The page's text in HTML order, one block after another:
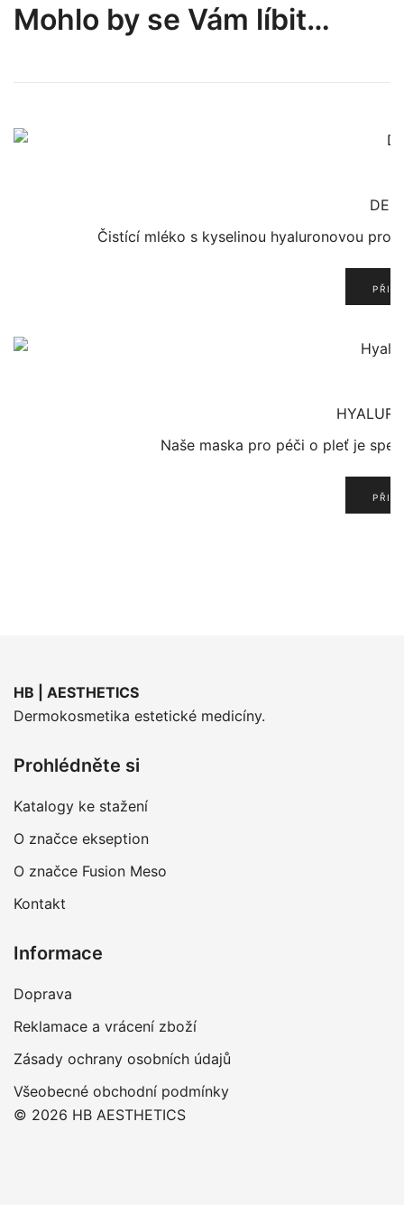
Mohlo by se Vám líbit…
Čistící mléko s kyselinou hyaluronovou pro
Naše maska pro péči o pleť je
HB | AESTHETICS
Dermokosmetika estetické medicíny.
Prohlédněte si
Katalogy ke stažení
O značce ekseption
O značce Fusion Meso
Kontakt
Informace
Doprava
Reklamace a vrácení zboží
Zásady ochrany osobních údajů
Všeobecné obchodní podmínky
© 2026 HB AESTHETICS